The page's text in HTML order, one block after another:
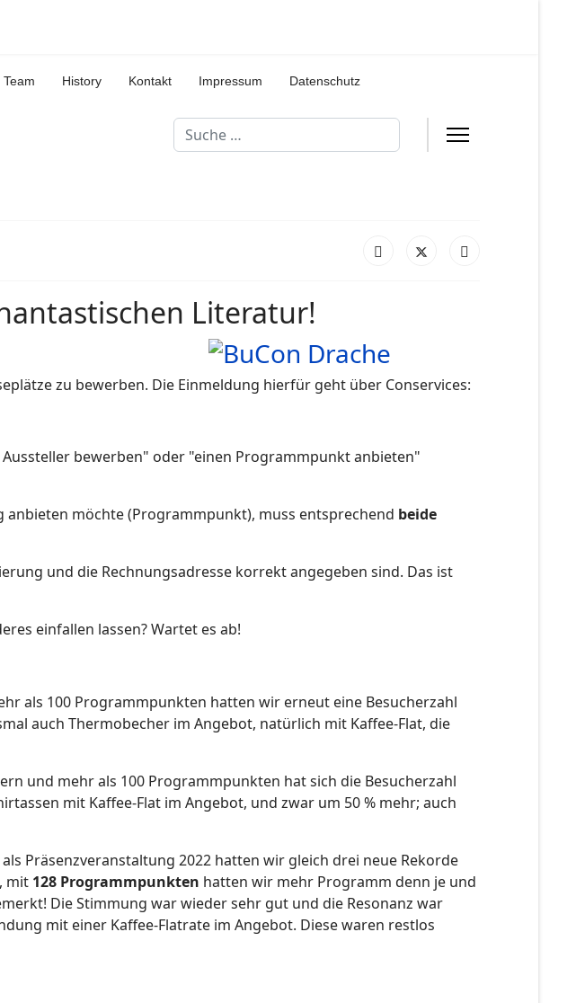
Team History Kontakt Impressum Datenschutz
Suchen
Literatur!
zu bewerben. Die Einmeldung hierfür geht über Conservices:
bewerben" oder "einen Programmpunkt anbieten"
anbieten möchte (Programmpunkt), muss entsprechend beide
und die Rechnungsadresse korrekt angegeben sind. Das ist
einfallen lassen? Wartet es ab!
als 100 Programmpunkten hatten wir erneut eine Besucherzahl
auch Thermobecher im Angebot, natürlich mit Kaffee-Flat, die
und mehr als 100 Programmpunkten hat sich die Besucherzahl
mit Kaffee-Flat im Angebot, und zwar um 50 % mehr; auch
Präsenzveranstaltung 2022 hatten wir gleich drei neue Rekorde
mit 128 Programmpunkten hatten wir mehr Programm denn je und
Die Stimmung war wieder sehr gut und die Resonanz war
mit einer Kaffee-Flatrate im Angebot. Diese waren restlos